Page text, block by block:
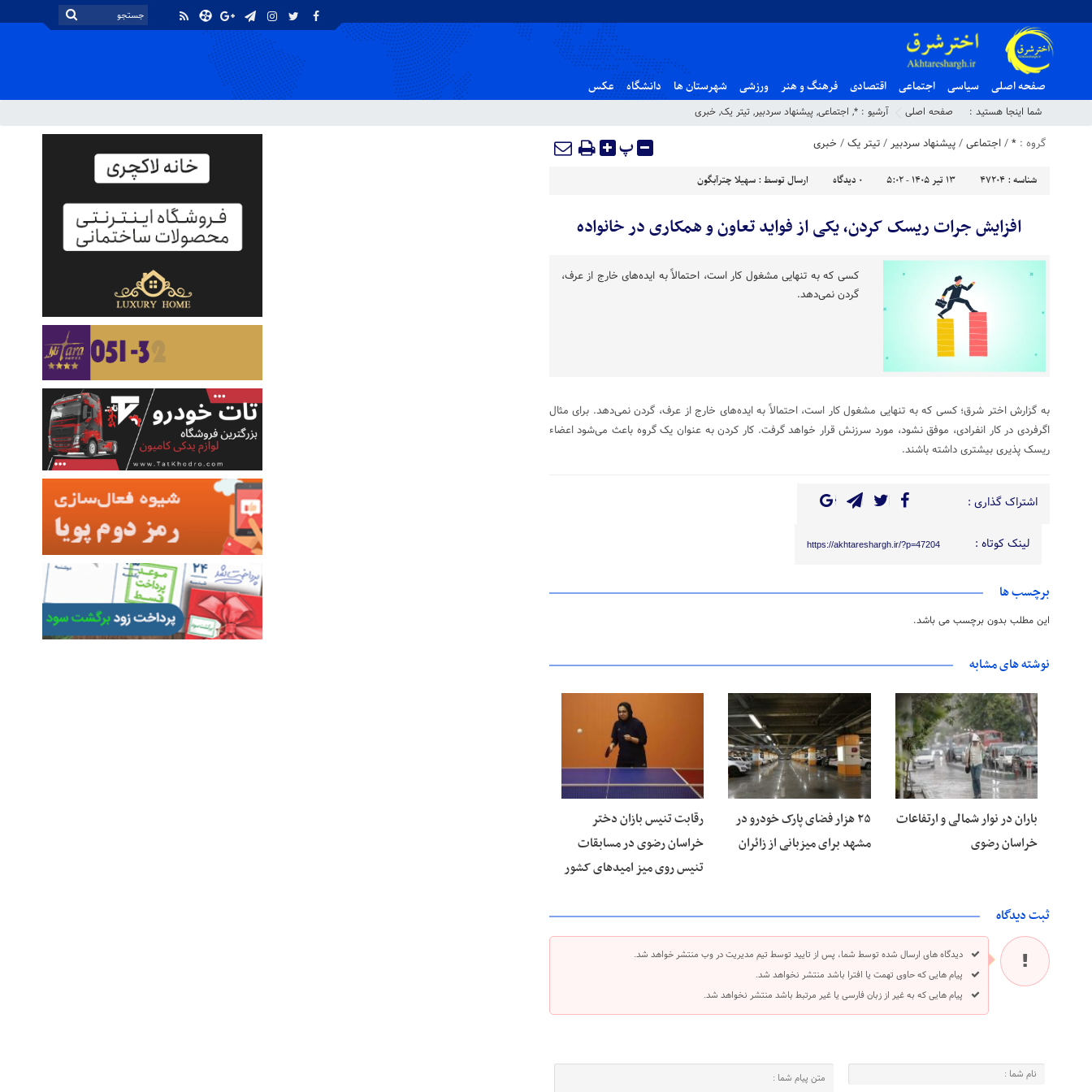
صفحه اصلی سیاسی اجتماعی اقتصادی فرهنگ و هنر ورزشی شهرستان ها دانشگاه عکس
شما اینجا هستید : صفحه اصلی آرشیو : *
, اجتماعی, پیشنهاد سردبیر, تیتر یک, خبری
گروه : *
/اجتماعی/پیشنهاد سردبیر/تیتر یک/ خبری پ
شناسه : 47204 ۱۳ تیر ۱۴۰۵ - ۵:۰۲ ۰ دیدگاه ارسال توسط : سهیلا چترآبگون
افزایش جرات ریسک کردن، یکی از فواید تعاون و همکاری در خانواده
کسی که به تنهایی مشغول کار است، احتمالاً به ایده‌های خارج از عرف،
گردن نمی‌دهد.
به گزارش اختر شرق؛ کسی که به تنهایی مشغول کار است، احتمالاً به ایده‌های خارج از عرف، گردن نمی‌دهد. برای مثال
اگرفردی در کار انفرادی، موفق نشود، مورد سرزنش قرار خواهد گرفت. کار کردن به عنوان یک گروه باعث می‌شود اعضاء
ریسک پذیری بیشتری داشته باشند.
اشتراک گذاری :
لینک کوتاه : https://akhtareshargh.ir/?p=47204
برچسب ها
این مطلب بدون برچسب می باشد.
نوشته های مشابه
۱۵ مرداد ۱۴۰۵
باران در نوار شمالی و ارتفاعات
خراسان رضوی
۱۵ مرداد ۱۴۰۵
۲۵ هزار فضای پارک خودرو در
مشهد برای میزبانی از زائران
رقابت تنیس بازان دختر
خراسان رضوی در مسابقات
تنیس روی میز امیدهای کشور
ثبت دیدگاه
دیدگاه های ارسال شده توسط شما، پس از تایید توسط تیم مدیریت در وب منتشر خواهد شد.
پیام هایی که حاوی تهمت یا افترا باشد منتشر نخواهد شد.
پیام هایی که به غیر از زبان فارسی یا غیر مرتبط باشد منتشر نخواهد شد.